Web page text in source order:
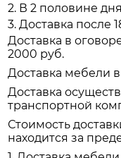
2. В 2 половине дня
3. Доставка после
Доставка в
2000 руб.
Доставка мебели
Доставка
транспортной
Стоимость
находится за